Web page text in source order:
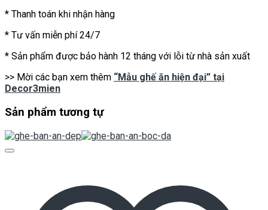
* Thanh toán khi nhận hàng
* Tư vấn miễn phí 24/7
* Sản phẩm được bảo hành 12 tháng với lỗi từ nhà sản xuất
>> Mời các bạn xem thêm “Mẫu ghế ăn hiện đại” tại
Decor3mien
Sản phẩm tương tự